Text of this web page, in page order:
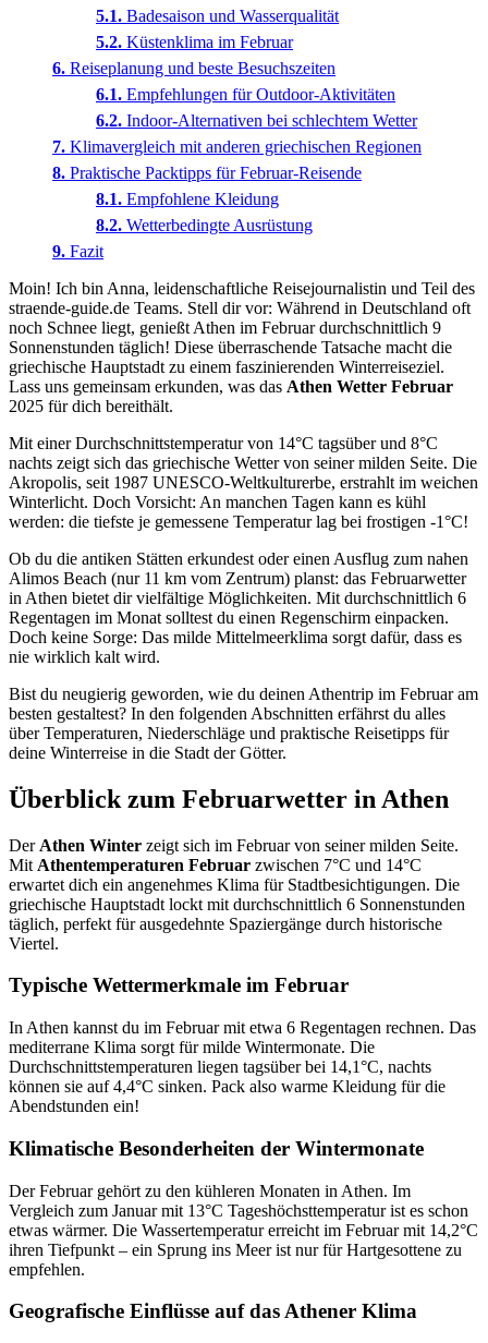
Badesaison und Wasserqualität
Küstenklima im Februar
Reiseplanung und beste Besuchszeiten
Empfehlungen für Outdoor-Aktivitäten
Indoor-Alternativen bei schlechtem Wetter
Klimavergleich mit anderen griechischen Regionen
Praktische Packtipps für Februar-Reisende
Empfohlene Kleidung
Wetterbedingte Ausrüstung
Fazit
Moin! Ich bin Anna, leidenschaftliche Reisejournalistin und Teil des
straende-guide.de Teams. Stell dir vor: Während in Deutschland oft
noch Schnee liegt, genießt Athen im Februar durchschnittlich 9
Sonnenstunden täglich! Diese überraschende Tatsache macht die
griechische Hauptstadt zu einem faszinierenden Winterreiseziel.
Lass uns gemeinsam erkunden, was das Athen Wetter Februar
2025 für dich bereithält.
Mit einer Durchschnittstemperatur von 14°C tagsüber und 8°C
nachts zeigt sich das griechische Wetter von seiner milden Seite. Die
Akropolis, seit 1987 UNESCO-Weltkulturerbe, erstrahlt im weichen
Winterlicht. Doch Vorsicht: An manchen Tagen kann es kühl
werden: die tiefste je gemessene Temperatur lag bei frostigen -1°C!
Ob du die antiken Stätten erkundest oder einen Ausflug zum nahen
Alimos Beach (nur 11 km vom Zentrum) planst: das Februarwetter
in Athen bietet dir vielfältige Möglichkeiten. Mit durchschnittlich 6
Regentagen im Monat solltest du einen Regenschirm einpacken.
Doch keine Sorge: Das milde Mittelmeerklima sorgt dafür, dass es
nie wirklich kalt wird.
Bist du neugierig geworden, wie du deinen Athentrip im Februar am
besten gestaltest? In den folgenden Abschnitten erfährst du alles
über Temperaturen, Niederschläge und praktische Reisetipps für
deine Winterreise in die Stadt der Götter.
Überblick zum Februarwetter in Athen
Der Athen Winter zeigt sich im Februar von seiner milden Seite.
Mit Athentemperaturen Februar zwischen 7°C und 14°C
erwartet dich ein angenehmes Klima für Stadtbesichtigungen. Die
griechische Hauptstadt lockt mit durchschnittlich 6 Sonnenstunden
täglich, perfekt für ausgedehnte Spaziergänge durch historische
Viertel.
Typische Wettermerkmale im Februar
In Athen kannst du im Februar mit etwa 6 Regentagen rechnen. Das
mediterrane Klima sorgt für milde Wintermonate. Die
Durchschnittstemperaturen liegen tagsüber bei 14,1°C, nachts
können sie auf 4,4°C sinken. Pack also warme Kleidung für die
Abendstunden ein!
Klimatische Besonderheiten der Wintermonate
Der Februar gehört zu den kühleren Monaten in Athen. Im
Vergleich zum Januar mit 13°C Tageshöchsttemperatur ist es schon
etwas wärmer. Die Wassertemperatur erreicht im Februar mit 14,2°C
ihren Tiefpunkt – ein Sprung ins Meer ist nur für Hartgesottene zu
empfehlen.
Geografische Einflüsse auf das Athener Klima